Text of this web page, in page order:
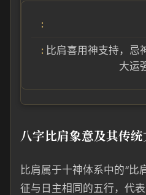
比肩喜用神支持，忌
大运
八字比肩象意及其传
比肩属于十神体系中的“比
征与日主相同的五行，代